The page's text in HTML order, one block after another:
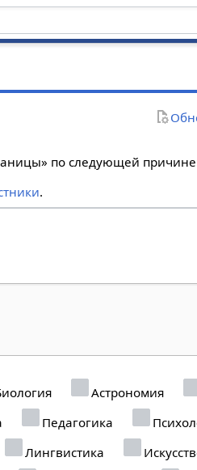
по следующей
.
Астрономия
Педагогика
Лингвистика